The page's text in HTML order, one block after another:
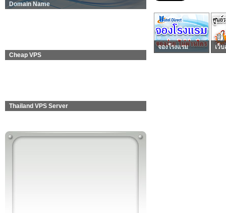
Domain Name
Cheap VPS
Thailand VPS Server
จองโรงแรม เว็